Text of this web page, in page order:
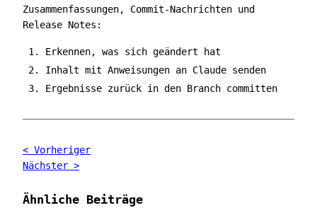
Zusammenfassungen, Commit-Nachrichten und
Release Notes:
Erkennen, was sich geändert hat
Inhalt mit Anweisungen an Claude senden
Ergebnisse zurück in den Branch committen
< Vorheriger
Nächster >
Ähnliche Beiträge